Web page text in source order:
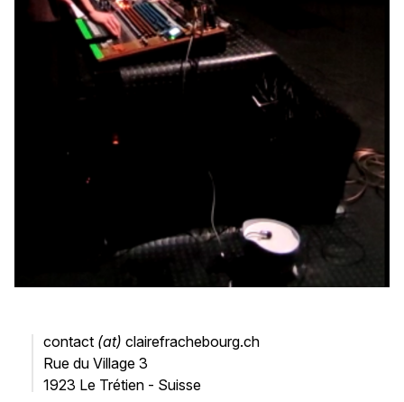
contact (at) clairefrachebourg.ch
Rue du Village 3
1923 Le Trétien - Suisse